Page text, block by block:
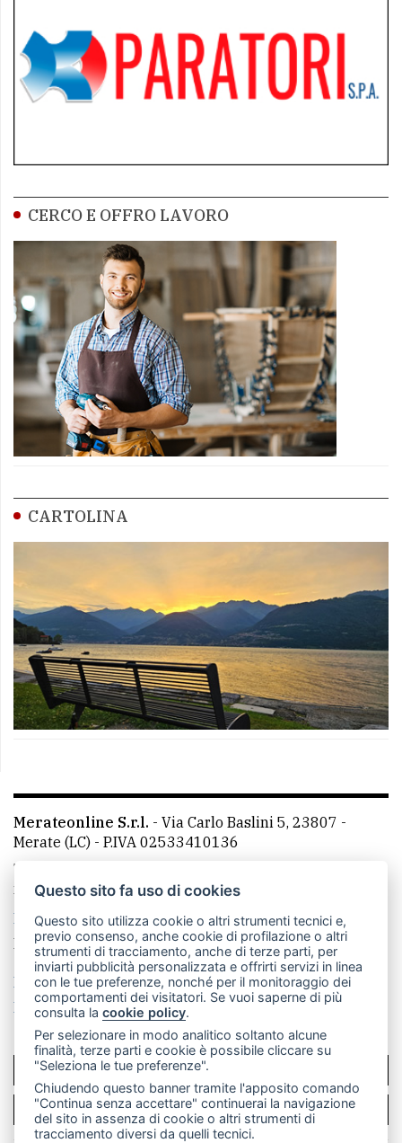
CERCO E OFFRO LAVORO
CARTOLINA
Merateonline S.r.l. - Via Carlo Baslini 5, 23807 -
Merate (LC) - P.IVA 02533410136
Telefono:
mail: redazione@leccoonline.com
La redazione
MerateOnline CasateOnline
RSS
Made by VIP
Privacy policy
Cookie policy
Rivedi le tue scelte sui cookie
SCRIVICI
PER LA TUA PUBBLICITÀ
Questo sito fa uso di cookies
Questo sito utilizza cookie o altri strumenti tecnici e,
previo consenso, anche cookie di profilazione o altri
strumenti di tracciamento, anche di terze parti, per
inviarti pubblicità personalizzata e offrirti servizi in linea
con le tue preferenze, nonché per il monitoraggio dei
comportamenti dei visitatori. Se vuoi saperne di più
consulta lacookie policy.
Per selezionare in modo analitico soltanto alcune
finalità, terze parti e cookie è possibile cliccare su
"Seleziona le tue preferenze".
Chiudendo questo banner tramite l'apposito comando
"Continua senza accettare" continuerai la navigazione
del sito in assenza di cookie o altri strumenti di
tracciamento diversi da quelli tecnici.